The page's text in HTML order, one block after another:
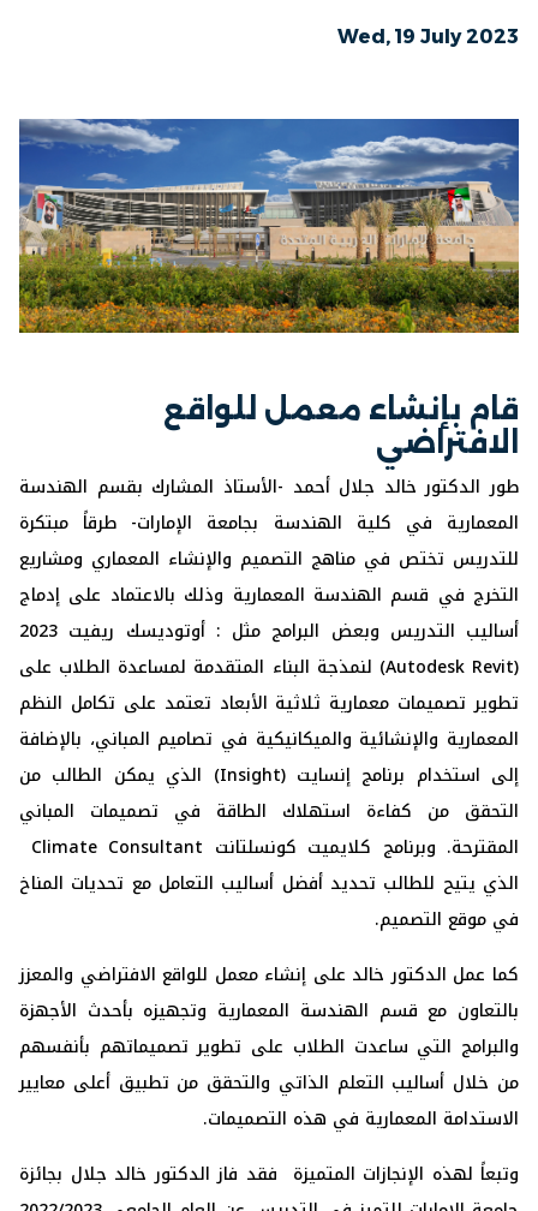
Wed, 19 July 2023
قام بإنشاء معمل للواقع
الافتراضي
طور الدكتور خالد جلال أحمد -الأستاذ المشارك بقسم الهندسة
المعمارية في كلية الهندسة بجامعة الإمارات- طرقاً مبتكرة
للتدريس تختص في مناهج التصميم والإنشاء المعماري ومشاريع
التخرج في قسم الهندسة المعمارية وذلك بالاعتماد على إدماج
أساليب التدريس وبعض البرامج مثل : أوتوديسك ريفيت 2023
(Autodesk Revit) لنمذجة البناء المتقدمة لمساعدة الطلاب على
تطوير تصميمات معمارية ثلاثية الأبعاد تعتمد على تكامل النظم
المعمارية والإنشائية والميكانيكية في تصاميم المباني، بالإضافة
إلى استخدام برنامج إنسايت (Insight) الذي يمكن الطالب من
التحقق من كفاءة استهلاك الطاقة في تصميمات المباني
الذي يتيح للطالب تحديد أفضل أساليب التعامل مع تحديات المناخ
في موقع التصميم.
كما عمل الدكتور خالد على إنشاء معمل للواقع الافتراضي والمعزز
بالتعاون مع قسم الهندسة المعمارية وتجهيزه بأحدث الأجهزة
والبرامج التي ساعدت الطلاب على تطوير تصميماتهم بأنفسهم
من خلال أساليب التعلم الذاتي والتحقق من تطبيق أعلى معايير
الاستدامة المعمارية في هذه التصميمات.
وتبعاً لهذه الإنجازات المتميزة فقد فاز الدكتور خالد جلال بجائزة